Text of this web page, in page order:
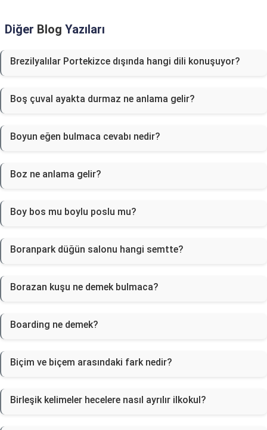
Diğer Blog Yazıları
Brezilyalılar Portekizce dışında hangi dili konuşuyor?
Boş çuval ayakta durmaz ne anlama gelir?
Boyun eğen bulmaca cevabı nedir?
Boz ne anlama gelir?
Boy bos mu boylu poslu mu?
Boranpark düğün salonu hangi semtte?
Borazan kuşu ne demek bulmaca?
Boarding ne demek?
Biçim ve biçem arasındaki fark nedir?
Birleşik kelimeler hecelere nasıl ayrılır ilkokul?